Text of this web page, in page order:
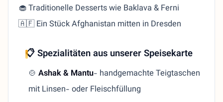
🧁 Traditionelle Desserts wie Baklava & Ferni
🇦🇫 Ein Stück Afghanistan mitten in Dresden
📋 Spezialitäten aus unserer Speisekarte
🍲 Ashak & Mantu- handgemachte Teigtaschen
mit Linsen- oder Fleischfüllung